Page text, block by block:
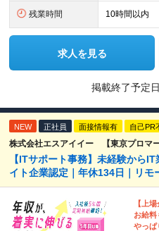
残業時間 10時間以内
求人を見る
掲載終了予定
NEW 正社員 面接情報有 自己PR
株式会社エスアイイー 【東京プロマー
【ITサポート事務】未経験から
イト企業認定｜年休134日｜リモ
【上
お給料
やっぱ